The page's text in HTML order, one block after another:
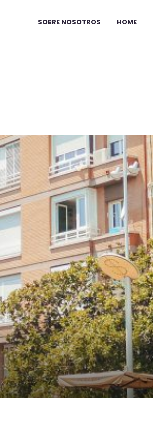
SOBRE NOSOTROS HOME